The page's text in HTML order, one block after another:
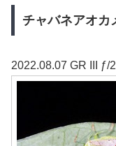
チャバネアオカ
2022.08.07 GR III ƒ/